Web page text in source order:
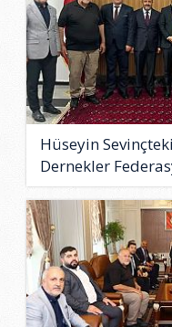
Hüseyin
Dernekler